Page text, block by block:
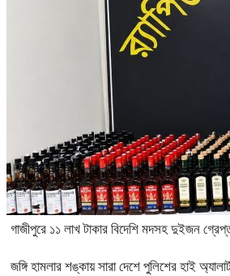
গাজীপুরে ১১ লাখ টাকার বিদেশি মদসহ দুইজন
জঙ্গি হামলার শঙ্কায় সারা দেশে পুলিশের হাই